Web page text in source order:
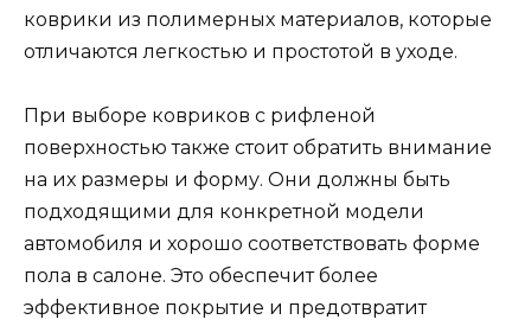
коврики из полимерных материалов, которые
отличаются легкостью и простотой в уходе.
При выборе ковриков с рифленой
поверхностью также стоит обратить внимание
на их размеры и форму. Они должны быть
подходящими для конкретной модели
автомобиля и хорошо соответствовать форме
пола в салоне. Это обеспечит более
эффективное покрытие и предотвратит